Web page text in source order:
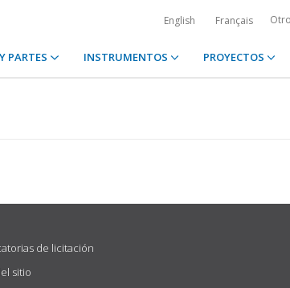
English Français
PARTES INSTRUMENTOS PROYECTOS
de licitación
sitio